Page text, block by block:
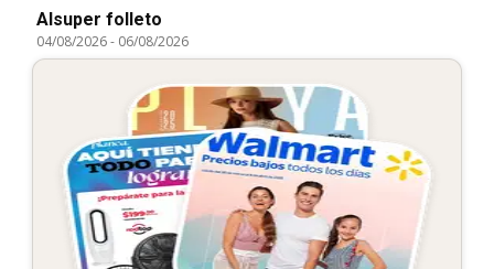
Alsuper folleto
04/08/2026- 06/08/2026